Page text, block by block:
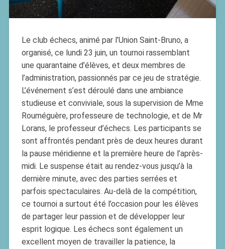
Le club échecs, animé par l’Union Saint-Bruno, a
organisé, ce lundi 23 juin, un tournoi rassemblant
une quarantaine d’élèves, et deux membres de
l’administration, passionnés par ce jeu de stratégie.
L’événement s’est déroulé dans une ambiance
studieuse et conviviale, sous la supervision de Mme
Rouméguère, professeure de technologie, et de Mr
Lorans, le professeur d’échecs. Les participants se
sont affrontés pendant près de deux heures durant
la pause méridienne et la première heure de l’après-
midi. Le suspense était au rendez-vous jusqu’à la
dernière minute, avec des parties serrées et
parfois spectaculaires. Au-delà de la compétition,
ce tournoi a surtout été l’occasion pour les élèves
de partager leur passion et de développer leur
esprit logique. Les échecs sont également un
excellent moyen de travailler la patience, la